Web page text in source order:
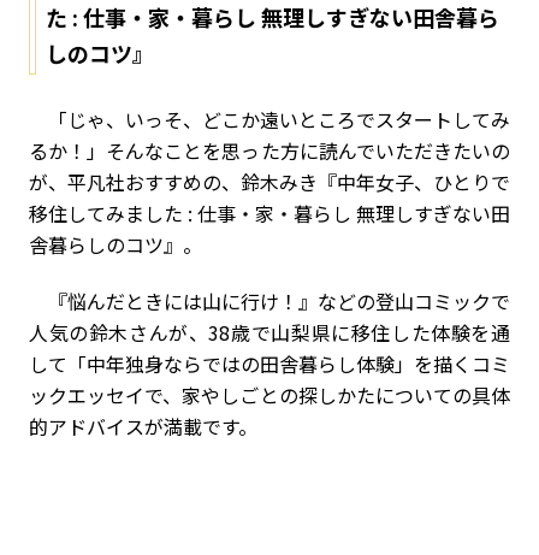
た : 仕事・家・暮らし 無理しすぎない田舎暮ら
しのコツ』
「じゃ、いっそ、どこか遠いところでスタートしてみ
るか！」――そんなことを思った方に読んでいただきたいの
が、平凡社おすすめの、鈴木みき『中年女子、ひとりで
移住してみました : 仕事・家・暮らし 無理しすぎない田
舎暮らしのコツ』。
『悩んだときには山に行け！』などの登山コミックで
人気の鈴木さんが、38歳で山梨県に移住した体験を通
して「中年独身ならではの田舎暮らし体験」を描くコミ
ックエッセイで、家やしごとの探しかたについての具体
的アドバイスが満載です。